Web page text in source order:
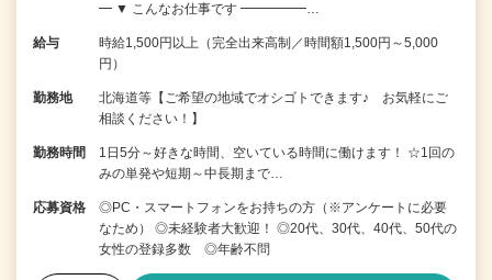
━ ▼ こんなお仕事です ━━━━━…
給与
時給1,500円以上（完全出来高制／時間額1,500円～5,000
円）
勤務地
北海道等【ご希望の地域でオシゴトできます♪ お気軽にご
相談ください！】
勤務時間
1日5分～好きな時間、空いている時間に働けます！ ☆1回の
みの単発や短期～中長期まで…
応募資格
◎PC・スマートフォンをお持ちの方（※アンケートに必要
なため） ◎未経験者大歓迎！ ◎20代、30代、40代、50代の
女性の登録多数 ◎年齢不問